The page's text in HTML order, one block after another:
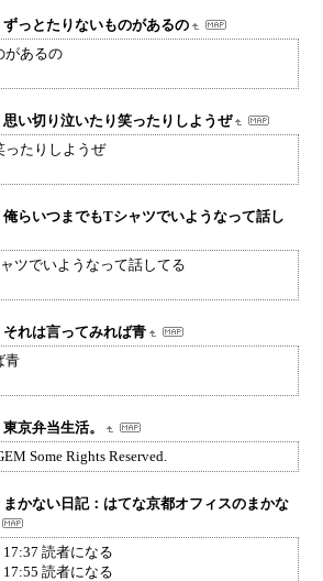
ずっとたりないものがあるの
があるの
思い切り泣いたり笑ったりしようぜ
ったりしようぜ
俺らいつまでもTシャツでいようなって話し
ツでいようなって話してる
それは言ってみれば青
青
東京弁当生活。
Some Rights Reserved.
まかない日記：はてな京都オフィスのまかな
17:37 読者になる
17:55 読者になる